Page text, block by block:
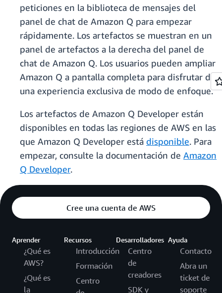
peticiones en la biblioteca de mensajes del
panel de chat de Amazon Q para empezar
rápidamente. Los artefactos se muestran en un
panel de artefactos a la derecha del panel de
chat de Amazon Q. Los usuarios pueden ampliar
Amazon Q a pantalla completa para disfrutar de
una experiencia exclusiva de modo de enfoque.
Los artefactos de Amazon Q Developer están
disponibles en todas las regiones de AWS en las
que Amazon Q Developer está disponible. Para
empezar, consulte la documentación de Amazon
Q Developer.
Cree una cuenta de AWS
Aprender
¿Qué es
AWS?
¿Qué es
la
Recursos
Introducción
Formación
Centro
Desarrolladores
Centro
de
creadores
SDK y
Ayuda
Contacto
Abra un
ticket de
soporte